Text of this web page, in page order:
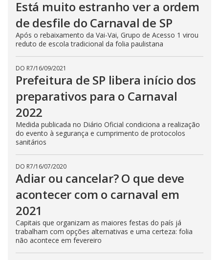
Está muito estranho ver a ordem
de desfile do Carnaval de SP
Após o rebaixamento da Vai-Vai, Grupo de Acesso 1 virou
reduto de escola tradicional da folia paulistana
DO R7/16/09/2021
Prefeitura de SP libera início dos
preparativos para o Carnaval
2022
Medida publicada no Diário Oficial condiciona a realização
do evento à segurança e cumprimento de protocolos
sanitários
DO R7/16/07/2020
Adiar ou cancelar? O que deve
acontecer com o carnaval em
2021
Capitais que organizam as maiores festas do país já
trabalham com opções alternativas e uma certeza: folia
não acontece em fevereiro